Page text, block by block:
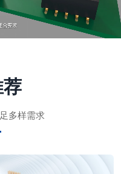
多样需求